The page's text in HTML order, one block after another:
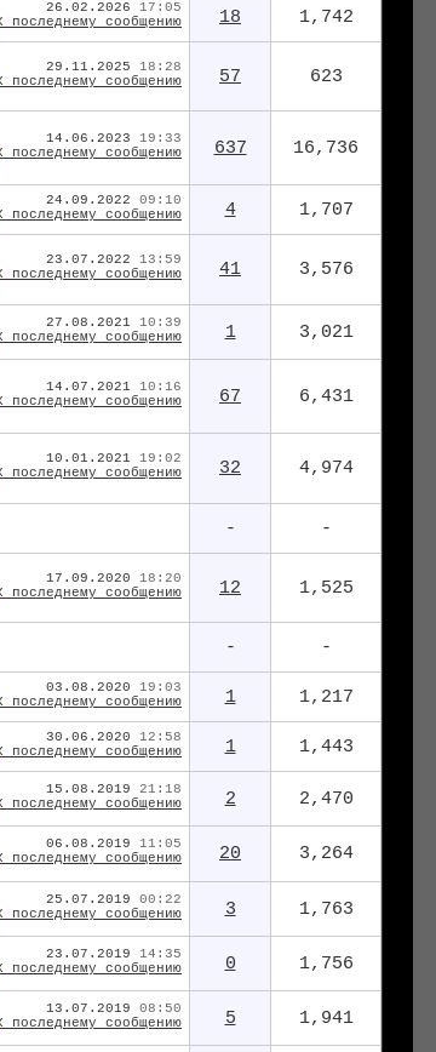
26.02.2026 17:05
18 1,742
29.11.2025 18:28
57 623
14.06.2023 19:33
637 16,736
24.09.2022 09:10
4 1,707
23.07.2022 13:59
41 3,576
27.08.2021 10:39
1 3,021
14.07.2021 10:16
67 6,431
10.01.2021 19:02
32 4,974
- -
17.09.2020 18:20
12 1,525
- -
03.08.2020 19:03
1 1,217
30.06.2020 12:58
1 1,443
15.08.2019 21:18
2 2,470
06.08.2019 11:05
20 3,264
25.07.2019 00:22
3 1,763
23.07.2019 14:35
0 1,756
13.07.2019 08:50
5 1,941